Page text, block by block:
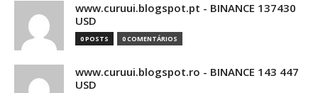
www.curuui.blogspot.pt - BINANCE 137430
USD
0 POSTS 0 COMENTÁRIOS
www.curuui.blogspot.ro - BINANCE 143 447
USD